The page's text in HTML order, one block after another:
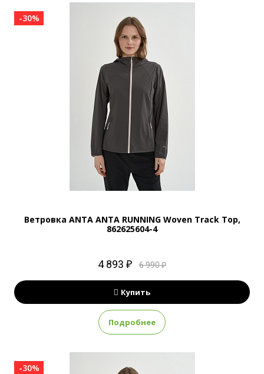
-30%
Ветровка ANTA ANTA RUNNING Woven Track Top,
862625604-4
4 893 ₽ 6 990 ₽
Купить
Подробнее
-30%